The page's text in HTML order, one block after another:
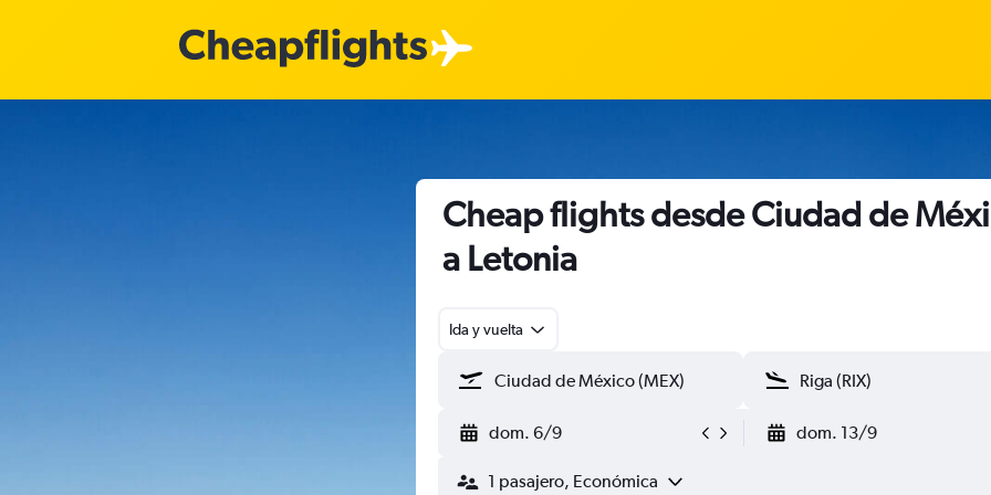
Cheap flights desde Ciudad de
a Letonia
Ida y vuelta
dom. 6/9 dom. 13/9
1 pasajero, Económica